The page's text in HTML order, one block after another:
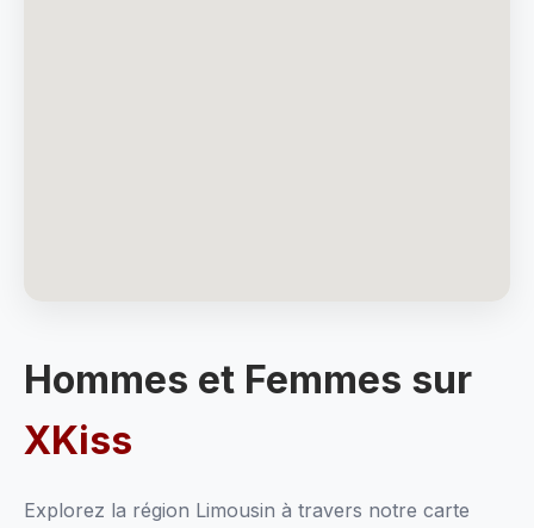
Hommes et Femmes sur
XKiss
Explorez la région Limousin à travers notre carte